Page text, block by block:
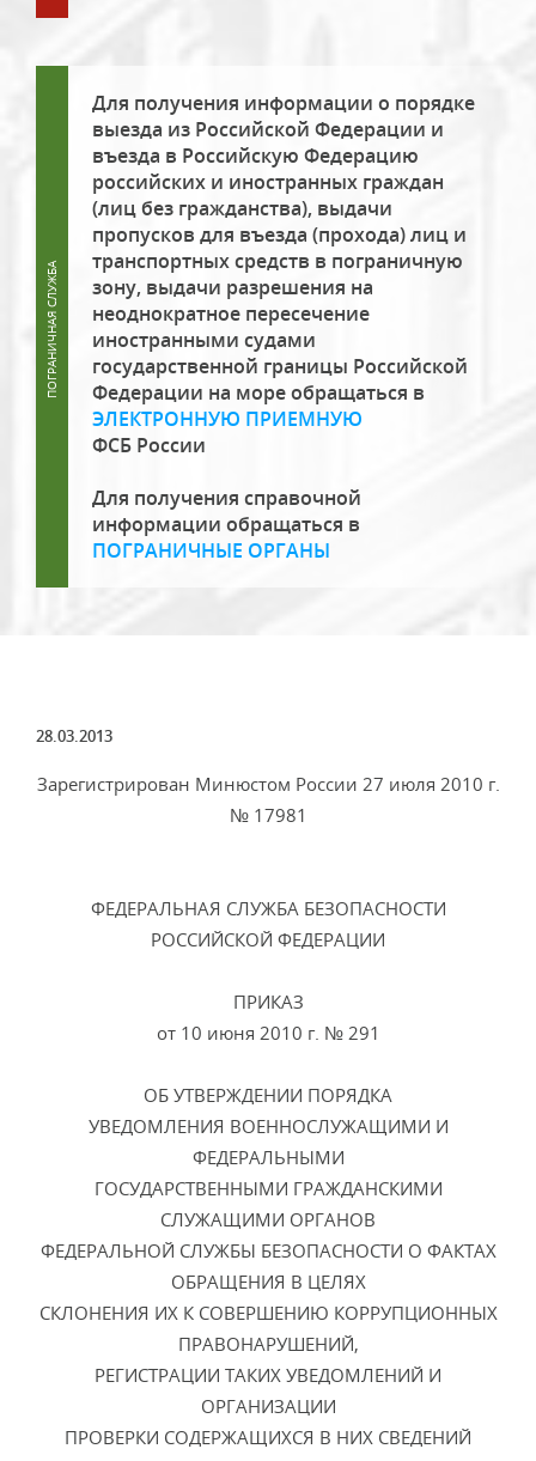
Для получения информации о порядке
выезда из Российской Федерации и
въезда в Российскую Федерацию
российских и иностранных граждан
(лиц без гражданства), выдачи
пропусков для въезда (прохода) лиц и
транспортных средств в пограничную
зону, выдачи разрешения на
неоднократное пересечение
иностранными судами
государственной границы Российской
Федерации на море обращаться в
ЭЛЕКТРОННУЮ ПРИЕМНУЮ
ФСБ России
Для получения справочной
информации обращаться в
ПОГРАНИЧНЫЕ ОРГАНЫ
28.03.2013
Зарегистрирован Минюстом России 27 июля 2010 г.
№ 17981
ФЕДЕРАЛЬНАЯ СЛУЖБА БЕЗОПАСНОСТИ
РОССИЙСКОЙ ФЕДЕРАЦИИ
ПРИКАЗ
от 10 июня 2010 г. № 291
ОБ УТВЕРЖДЕНИИ ПОРЯДКА
УВЕДОМЛЕНИЯ ВОЕННОСЛУЖАЩИМИ И
ФЕДЕРАЛЬНЫМИ
ГОСУДАРСТВЕННЫМИ ГРАЖДАНСКИМИ
СЛУЖАЩИМИ ОРГАНОВ
ФЕДЕРАЛЬНОЙ СЛУЖБЫ БЕЗОПАСНОСТИ О ФАКТАХ
ОБРАЩЕНИЯ В ЦЕЛЯХ
СКЛОНЕНИЯ ИХ К СОВЕРШЕНИЮ КОРРУПЦИОННЫХ
ПРАВОНАРУШЕНИЙ,
РЕГИСТРАЦИИ ТАКИХ УВЕДОМЛЕНИЙ И
ОРГАНИЗАЦИИ
ПРОВЕРКИ СОДЕРЖАЩИХСЯ В НИХ СВЕДЕНИЙ